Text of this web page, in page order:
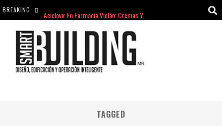
BREAKING
hello world
hello world
TAGGED